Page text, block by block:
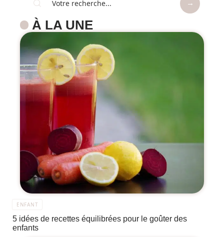
À LA UNE
ENFANT
5 idées de recettes équilibrées pour le goûter des
enfants